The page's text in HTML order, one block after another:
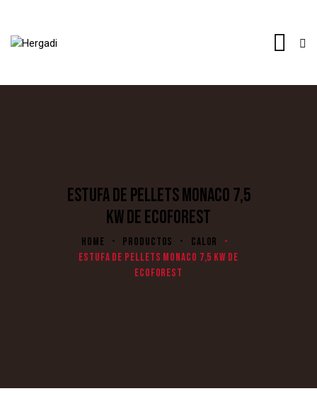
ESTUFA DE PELLETS MONACO 7,5
KW DE ECOFOREST
HOME PRODUCTOS
CALOR
ESTUFA DE PELLETS MONACO 7,5 KW DE
ECOFOREST